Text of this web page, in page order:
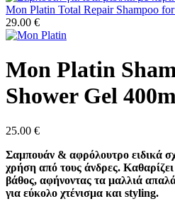
Mon Platin Total Repair Shampoo
29.00 €
Mon Platin
Shower Gel
25.00 €
Σαμπουάν & αφρόλουτρο ειδικά
χρήση από τους άνδρες.
βάθος, αφήνοντας τα μαλλιά
για εύκολο χτένισμα και styling.